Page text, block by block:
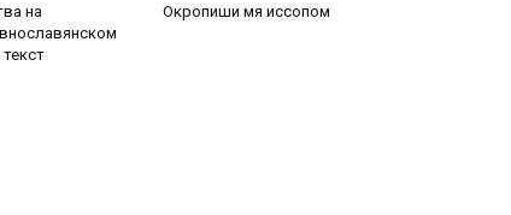
на
Окропиши мя иссопом